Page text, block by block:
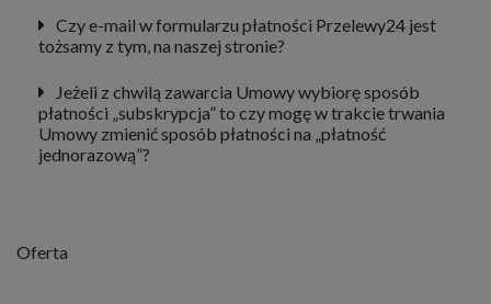
Czy e-mail w formularzu płatności Przelewy24 jest
tożsamy z tym, na naszej stronie?
Jeżeli z chwilą zawarcia Umowy wybiorę sposób
płatności „subskrypcja” to czy mogę w trakcie trwania
Umowy zmienić sposób płatności na „płatność
jednorazową”?
Oferta